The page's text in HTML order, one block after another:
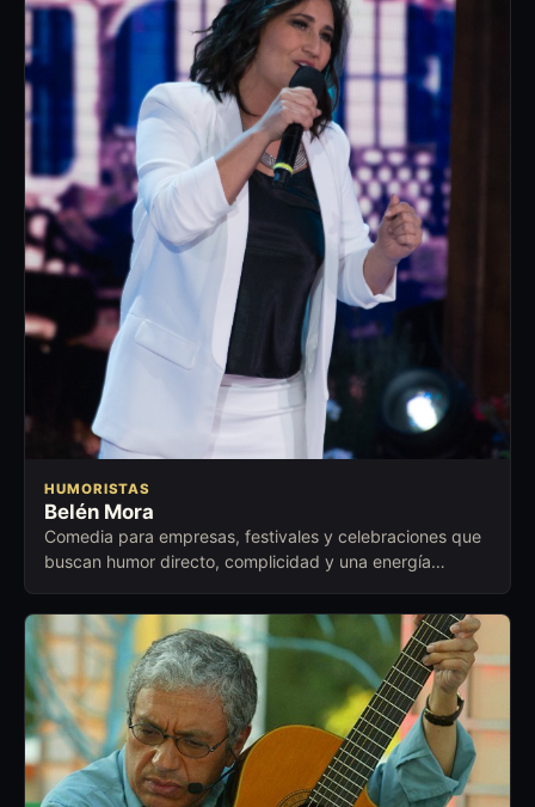
HUMORISTAS
Belén Mora
Comedia para empresas, festivales y celebraciones que
buscan humor directo, complicidad y una energía